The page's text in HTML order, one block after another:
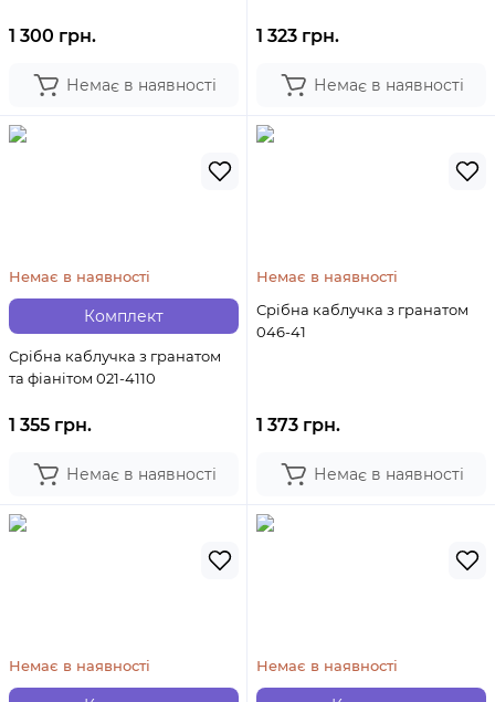
1 300 грн.
Немає в наявності
1 323 грн.
Немає в наявності
Комплект
Немає в наявності
Срібна каблучка з гранатом
та фіанітом 021-4110
1 355 грн.
Немає в наявності
Немає в наявності
Срібна каблучка з гранатом
046-41
1 373 грн.
Немає в наявності
Немає в наявності Немає в наявності